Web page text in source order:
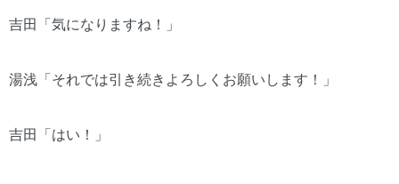
吉田「気になりますね！」
湯浅「それでは引き続きよろしくお願いします！」
吉田「はい！」